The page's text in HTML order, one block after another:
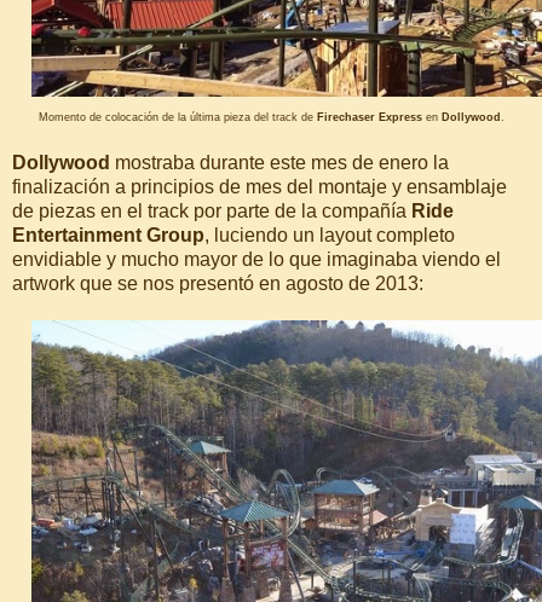
Momento de colocación de la última pieza del track de Firechaser Expressen Dollywood .
Dollywood mostraba durante este mes de enero la
finalización a principios de mes del montaje y ensamblaje
de piezas en el track por parte de la compañía Ride
Entertainment Group, luciendo un layout completo
envidiable y mucho mayor de lo que imaginaba viendo el
artwork que se nos presentó en agosto de 2013: